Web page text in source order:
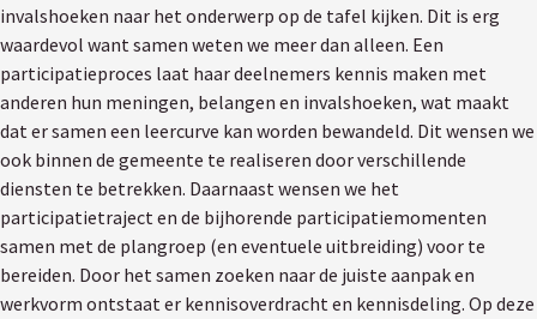
invalshoeken naar het onderwerp op de tafel kijken. Dit is erg
waardevol want samen weten we meer dan alleen. Een
participatieproces laat haar deelnemers kennis maken met
anderen hun meningen, belangen en invalshoeken, wat maakt
dat er samen een leercurve kan worden bewandeld. Dit wensen we
ook binnen de gemeente te realiseren door verschillende
diensten te betrekken. Daarnaast wensen we het
participatietraject en de bijhorende participatiemomenten
samen met de plangroep (en eventuele uitbreiding) voor te
bereiden. Door het samen zoeken naar de juiste aanpak en
werkvorm ontstaat er kennisoverdracht en kennisdeling. Op deze